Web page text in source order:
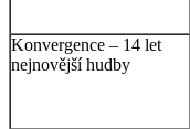
Konvergence – 14 let
nejnovější hudby